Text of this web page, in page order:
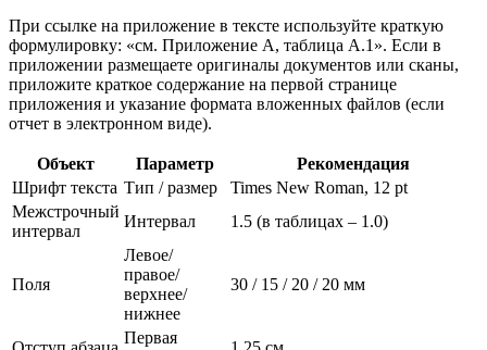
При ссылке на приложение в тексте используйте краткую
формулировку: «см. Приложение A, таблица A.1». Если в
приложении размещаете оригиналы документов или сканы,
приложите краткое содержание на первой странице
приложения и указание формата вложенных файлов (если
отчет в электронном виде).
Объект Параметр
Рекомендация
Шрифт текста Тип / размер
Times New Roman, 12 pt
Межстрочный
интервал
Интервал 1.5 (в таблицах – 1.0)
Поля
Левое/
правое/
верхнее/
нижнее
30 / 15 / 20 / 20 мм
Первая